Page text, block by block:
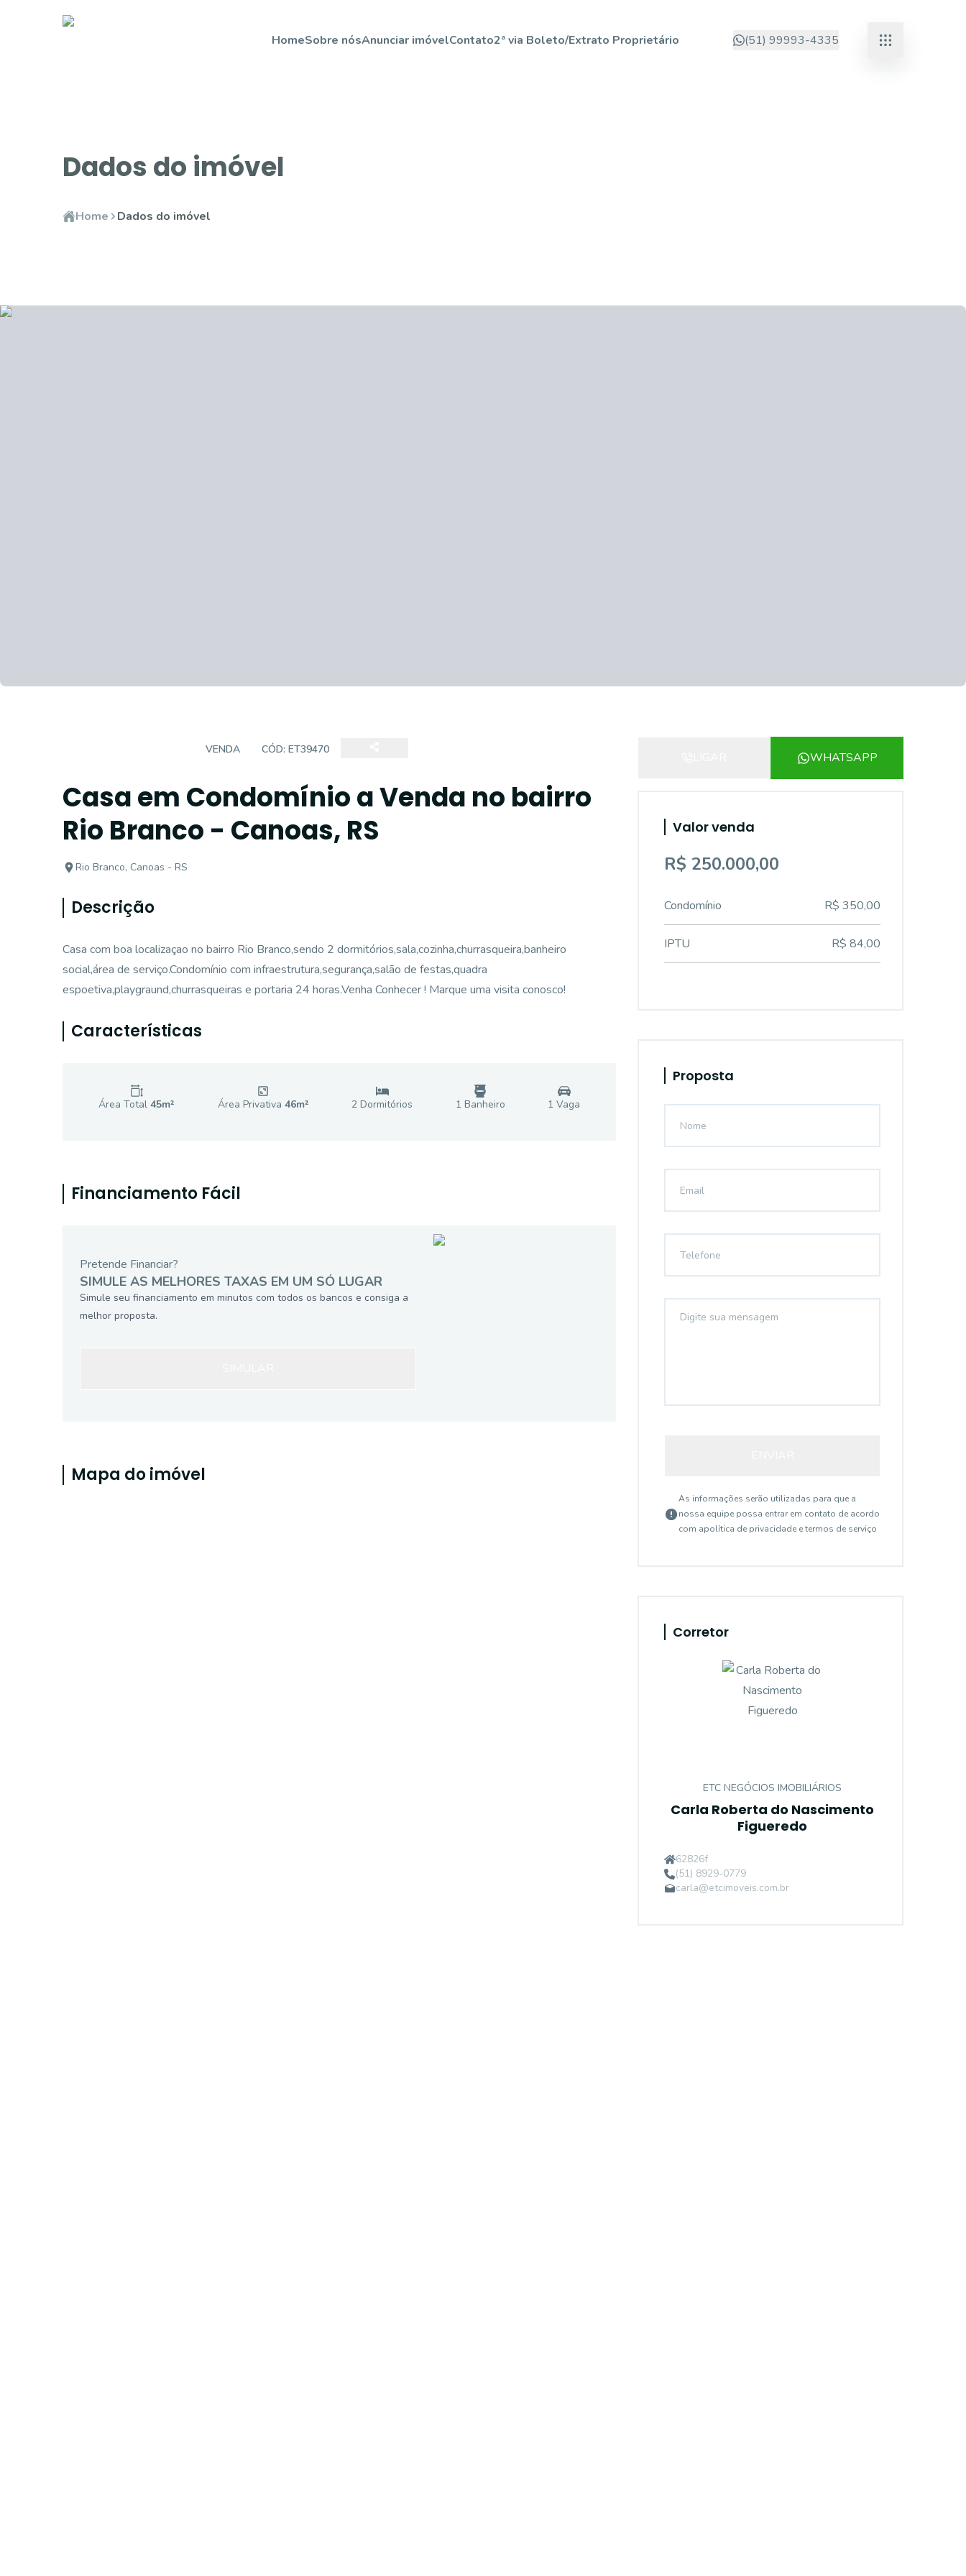
HomeSobre nósAnunciar imóvelContato2ª via Boleto/Extrato Proprietário (51) 99993-4335
Dados do imóvel
Home Dados do imóvel
VENDA CÓD: ET39470
Casa em Condomínio a Venda no bairro
Rio Branco - Canoas, RS
Rio Branco, Canoas - RS
Descrição
Casa com boa localizaçao no bairro Rio Branco,sendo 2 dormitórios,sala,cozinha,churrasqueira,banheiro
social,área de serviço.Condomínio com infraestrutura,segurança,salão de festas,quadra
espoetiva,playgraund,churrasqueiras e portaria 24 horas.Venha Conhecer ! Marque uma visita conosco!
Características
Área Total 45m² Área Privativa 46m² 2 Dormitórios 1 Banheiro 1 Vaga
Financiamento Fácil
Pretende Financiar?
SIMULE AS MELHORES TAXAS EM UM SÓ LUGAR
Simule seu financiamento em minutos com todos os bancos e consiga a
melhor proposta.
Mapa do imóvel
WHATSAPP
Valor venda
R$ 250.000,00
Condomínio R$ 350,00
IPTU R$ 84,00
Proposta
As informações serão utilizadas para que a
nossa equipe possa entrar em contato de acordo
com apolítica de privacidade e termos de serviço
Corretor
ETC NEGÓCIOS IMOBILIÁRIOS
Carla Roberta do Nascimento
Figueredo
62826f
(51) 8929-0779
carla@etcimoveis.com.br